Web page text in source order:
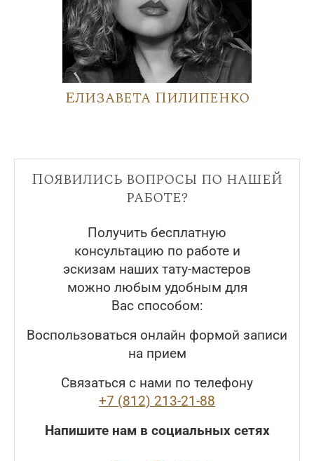
Елизавета Пилипенко
Появились вопросы по нашей
работе?
Получить бесплатную
консультацию по работе и
эскизам наших тату-мастеров
можно любым удобным для
Вас способом:
Воспользоваться онлайн формой записи
на прием
Связаться с нами по телефону
+7 (812) 213-21-88
Напишите нам в социальных сетях